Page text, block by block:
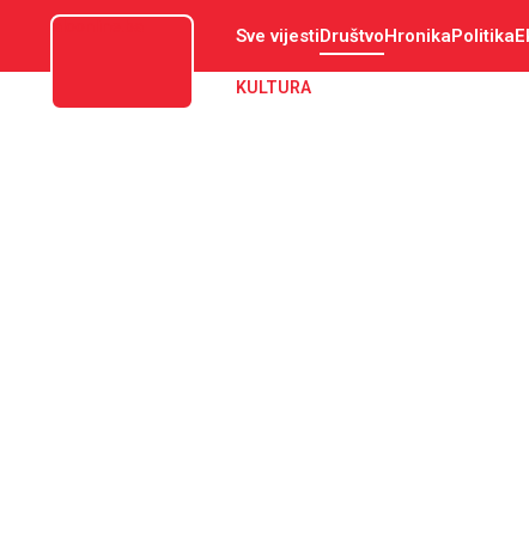
aloonline.ba Sve vijestiDruštvoHronikaPolitika
KULTURA